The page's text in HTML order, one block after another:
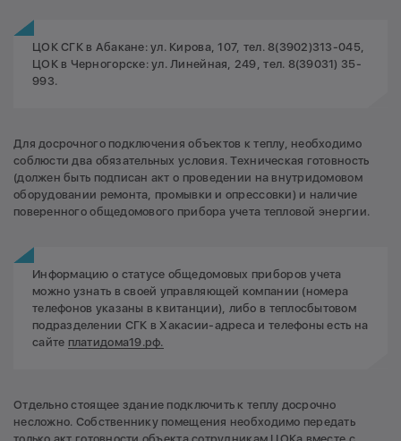
ЦОК СГК в Абакане: ул. Кирова, 107, тел. 8(3902)313-045,
ЦОК в Черногорске: ул. Линейная, 249, тел. 8(39031) 35-
993.
Для досрочного подключения объектов к теплу, необходимо
соблюсти два обязательных условия. Техническая готовность
(должен быть подписан акт о проведении на внутридомовом
оборудовании ремонта, промывки и опрессовки) и наличие
поверенного общедомового прибора учета тепловой энергии.
Информацию о статусе общедомовых приборов учета
можно узнать в своей управляющей компании (номера
телефонов указаны в квитанции), либо в теплосбытовом
подразделении СГК в Хакасии-адреса и телефоны есть на
сайте платидома19.рф.
Отдельно стоящее здание подключить к теплу досрочно
несложно. Собственнику помещения необходимо передать